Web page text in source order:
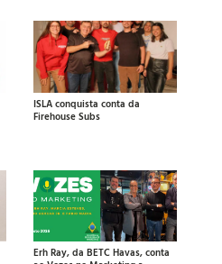
ISLA conquista conta da
Firehouse Subs
Erh Ray, da BETC Havas, conta